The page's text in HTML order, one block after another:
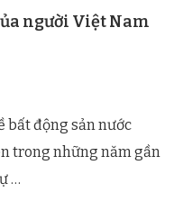
người Việt Nam
bất động sản nước
trong những năm gần
…